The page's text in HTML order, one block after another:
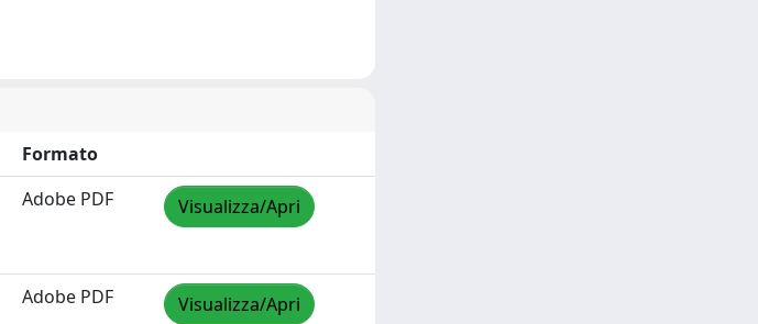
Formato
Adobe PDF Visualizza/Apri
Adobe PDF Visualizza/Apri